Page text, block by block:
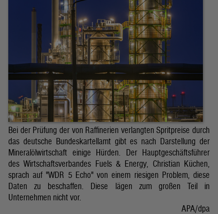
Bei der Prüfung der von Raffinerien verlangten Spritpreise durch
das deutsche Bundeskartellamt gibt es nach Darstellung der
Mineralölwirtschaft einige Hürden. Der Hauptgeschäftsführer
des Wirtschaftsverbandes Fuels & Energy, Christian Küchen,
sprach auf "WDR 5 Echo" von einem riesigen Problem, diese
Daten zu beschaffen. Diese lägen zum großen Teil in
Unternehmen nicht vor.
APA/dpa